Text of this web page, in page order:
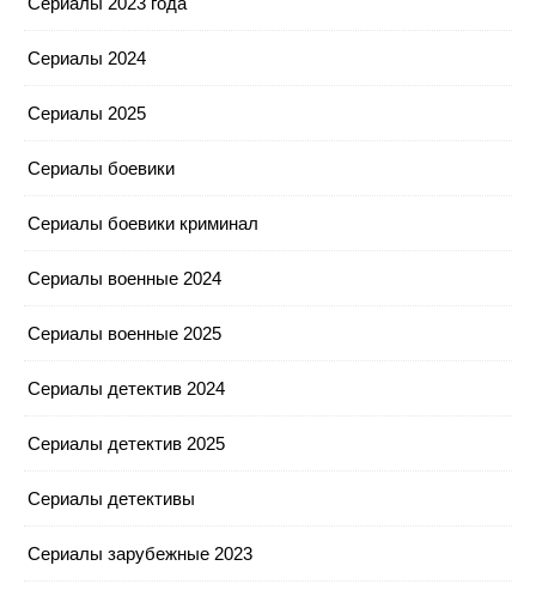
Сериалы 2024
Сериалы 2025
Сериалы боевики
Сериалы боевики криминал
Сериалы военные 2024
Сериалы военные 2025
Сериалы детектив 2024
Сериалы детектив 2025
Сериалы детективы
Сериалы зарубежные 2023